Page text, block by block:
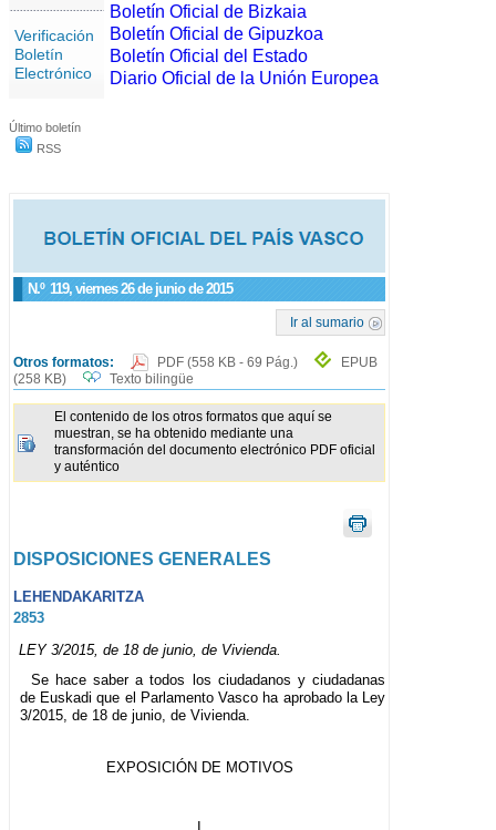
Verificación
Boletín
Electrónico
Último boletín
RSS
N.º 119, viernes 26 de junio de 2015
Ir al sumario
Otros formatos: PDF (558 KB - 69 Pág.)
EPUB
(258 KB)
Texto bilingüe
El contenido de los otros formatos que aquí se
muestran, se ha obtenido mediante una
transformación del documento electrónico PDF oficial
y auténtico
DISPOSICIONES GENERALES
LEHENDAKARITZA
2853
LEY 3/2015, de 18 de junio, de Vivienda.
Se hace saber a todos los ciudadanos y ciudadanas
de Euskadi que el Parlamento Vasco ha aprobado la Ley
3/2015, de 18 de junio, de Vivienda.
EXPOSICIÓN DE MOTIVOS
Boletín Oficial de Bizkaia
Boletín Oficial de Gipuzkoa
Boletín Oficial del Estado
Diario Oficial de la Unión Europea